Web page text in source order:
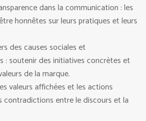
dans la communication : les
honnêtes sur leurs pratiques et leurs
des causes sociales et
: soutenir des initiatives concrètes et
de la marque.
valeurs affichées et les actions
contradictions entre le discours et la